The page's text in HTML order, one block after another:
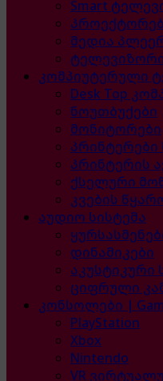
Smart
მედია
კომპიუტერული
Desk Top
ნოუთბუქები
მონიტორები
პრინტერები
პრინტერის
ქსელური
კვების
აუდიო სისტემა
დინამიკები
აკუსტიკური
ციფრული
კონსოლები |
PlayStation
Xbox
Nintendo
VR